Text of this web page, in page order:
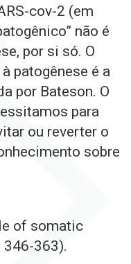
cov-2 (em
não é
por si só. O
patogênese é a
por Bateson. O
para
ou reverter o
sobre
of somatic
346-363).